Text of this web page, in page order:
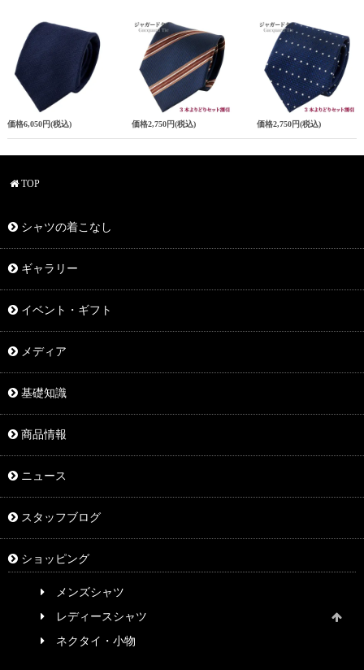
価格6,050円(税込) 価格2,750円(税込) 価格2,750円(税込)
TOP
シャツの着こなし
ギャラリー
イベント・ギフト
メディア
基礎知識
商品情報
ニュース
スタッフブログ
ショッピング
メンズシャツ
レディースシャツ
ネクタイ・小物